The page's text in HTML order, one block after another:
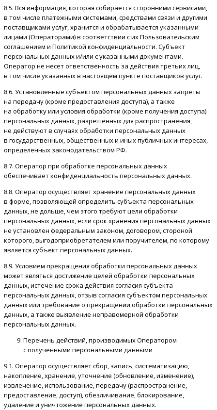
8.5. Вся информация, которая собирается сторонними сервисами,
в том числе платежными системами, средствами связи и другими
поставщиками услуг, хранится и обрабатывается указанными
лицами (Операторами) в соответствии с их Пользовательским
соглашением и Политикой конфиденциальности. Субъект
персональных данных и/или с указанными документами.
Оператор не несет ответственность за действия третьих лиц,
в том числе указанных в настоящем пункте поставщиков услуг.
8.6. Установленные субъектом персональных данных запреты
на передачу (кроме предоставления доступа), а также
на обработку или условия обработки (кроме получения доступа)
персональных данных, разрешенных для распространения,
не действуют в случаях обработки персональных данных
в государственных, общественных и иных публичных интересах,
определенных законодательством РФ.
8.7. Оператор при обработке персональных данных
обеспечивает конфиденциальность персональных данных.
8.8. Оператор осуществляет хранение персональных данных
в форме, позволяющей определить субъекта персональных
данных, не дольше, чем этого требуют цели обработки
персональных данных, если срок хранения персональных данных
не установлен федеральным законом, договором, стороной
которого, выгодоприобретателем или поручителем, по которому
является субъект персональных данных.
8.9. Условием прекращения обработки персональных данных
может являться достижение целей обработки персональных
данных, истечение срока действия согласия субъекта
персональных данных, отзыв согласия субъектом персональных
данных или требование о прекращении обработки персональных
данных, а также выявление неправомерной обработки
персональных данных.
Перечень действий, производимых Оператором
с полученными персональными данными
9.1. Оператор осуществляет сбор, запись, систематизацию,
накопление, хранение, уточнение (обновление, изменение),
извлечение, использование, передачу (распространение,
предоставление, доступ), обезличивание, блокирование,
удаление и уничтожение персональных данных.